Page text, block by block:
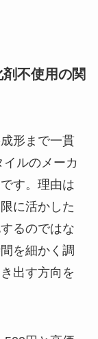
不使用の関
形まで一貫
ルのメーカ
す。理由は
に活かした
るのではな
を細かく調
出す方向を